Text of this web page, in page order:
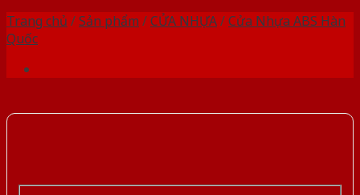
Trang chủ /Sản phẩm /CỬA NHỰA/Cửa Nhựa ABS Hàn
Quốc